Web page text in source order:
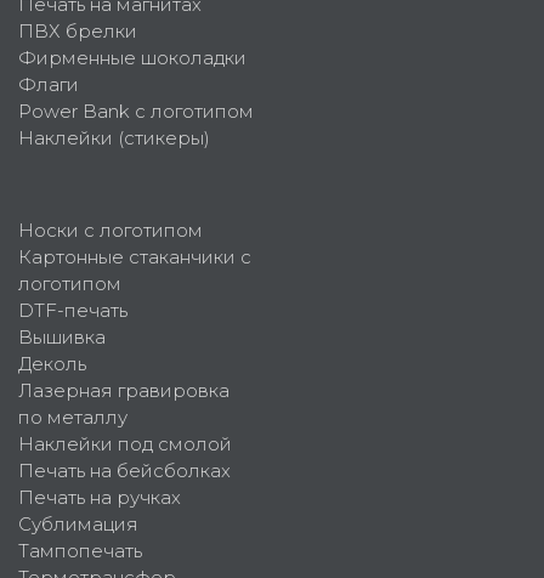
ПВХ брелки
Фирменные шоколадки
Флаги
Power Bank с логотипом
Наклейки (стикеры)
Носки с логотипом
Картонные стаканчики с
логотипом
DTF-печать
Вышивка
Деколь
Лазерная гравировка
по металлу
Наклейки под смолой
Печать на бейсболках
Печать на ручках
Сублимация
Тампопечать